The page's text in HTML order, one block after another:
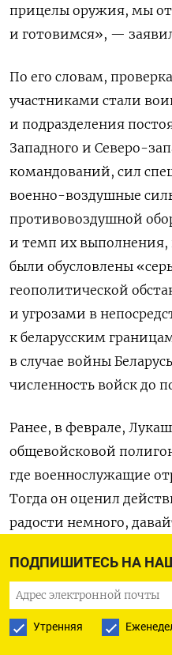
ПОДПИШИТЕСЬ НА
Утренняя
прицелы оружия, мы
и готовимся», —
По его словам,
участниками стали
и подразделения
Западного и Северо-
командований, сил
военно-воздушные
противовоздушной
и темп их выполнения,
были обусловлены
геополитической
и угрозами в
к беларусским
в случае войны
численность войск до
Ранее, в феврале,
общевойсковой
где военнослужащие
Тогда он оценил
радости немного,
считать, что так
2025 года Лукашенко
«военной
сохранения